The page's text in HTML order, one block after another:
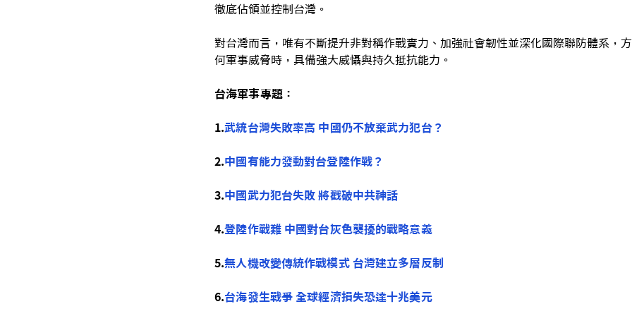
徹底佔領並控制台灣。
對台灣而言，唯有不斷提升非對稱作戰實力、加強社會韌性並深化國際聯防體系，
何軍事威脅時，具備強大威懾與持久抵抗能力。
台海軍事專題：
1.武統台灣失敗率高 中國仍不放棄武力犯台？
2.中國有能力發動對台登陸作戰？
3.中國武力犯台失敗 將戳破中共神話
4.登陸作戰難 中國對台灰色襲擾的戰略意義
5.無人機改變傳統作戰模式 台灣建立多層反制
6.台海發生戰爭 全球經濟損失恐達十兆美元